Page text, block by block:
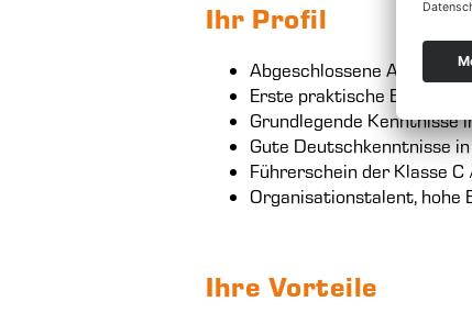
Ihr Profil
Abgeschlossene
Erste praktische
Grundlegende Kenntnisse
Gute Deutschkenntnisse
Führerschein der Klasse C
Organisationstalent, hohe
Ihre Vorteile